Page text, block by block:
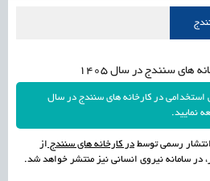
های سنندج در سال 1405
در کارخانه های سنندج در سال
رسمی توسط در کارخانه های سنندج از
در سامانه نیروی انسانی نیز منتشر خواهد شد.